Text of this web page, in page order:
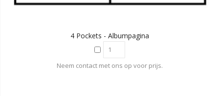
4 Pockets - Albumpagina
Neem contact met ons op voor prijs.